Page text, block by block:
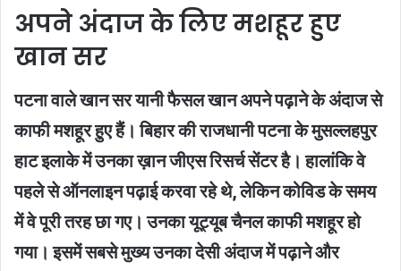
अपने अंदाज के लिए मशहूर हुए
खान सर
पटना वाले खान सर यानी फैसल खान अपने पढ़ाने के अंदाज से
काफी मशहूर हु़ए हैं। बिहार की राजधानी पटना के मुसल्लहपुर
हाट इलाके में उनका ख़ान जीएस रिसर्च सेंटर है। हालांकि वे
पहले से ऑनलाइन पढ़ाई करवा रहे थे, लेकिन कोविड के समय
में वे पूरी तरह छा गए। उनका यूट्यूब चैनल काफी मशहूर हो
गया। इसमें सबसे मुख्य उनका देसी अंदाज में पढ़ाने और